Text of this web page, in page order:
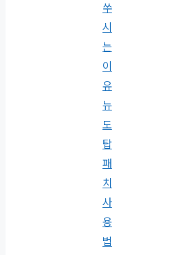
쑤
시
는
이
유
뉴
도
탑
패
치
사
용
법